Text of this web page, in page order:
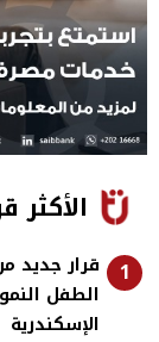
الأكثر
1
قرار جديد
الطفل
الإسكندرية